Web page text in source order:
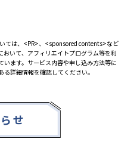
ては、<PR>、<sponsored contents>など
いて、アフィリエイトプログラム等を利
ます。サービス内容や申し込み方法等に
詳細情報を確認してください。
せ